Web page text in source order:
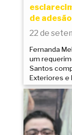
de
22 de
Fernanda
um
Santos
Exteriores e